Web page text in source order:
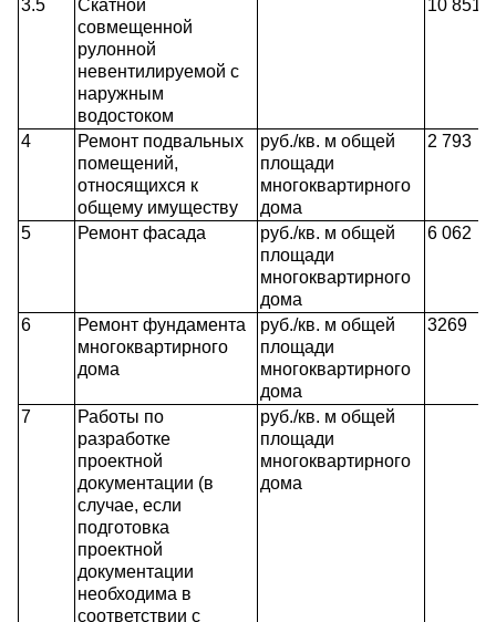
3.5
Скатной
совмещенной
рулонной
невентилируемой с
наружным
водостоком
10 851
4
Ремонт подвальных
помещений,
относящихся к
общему имуществу
руб./кв. м общей
площади
многоквартирного
дома
2 793
5 Ремонт фасада
руб./кв. м общей
площади
многоквартирного
дома
6 062
6
Ремонт фундамента
многоквартирного
дома
руб./кв. м общей
площади
многоквартирного
дома
3269
7
Работы по
разработке
проектной
документации (в
случае, если
подготовка
проектной
документации
необходима в
соответствии с
руб./кв. м общей
площади
многоквартирного
дома